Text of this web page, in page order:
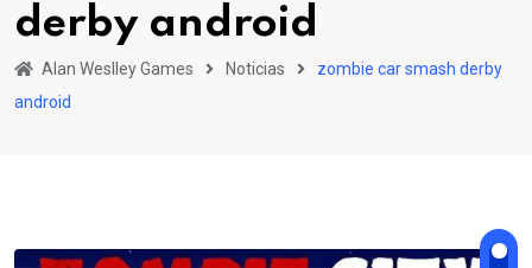
derby android
Alan Weslley Games Noticias
zombie car smash derby
android